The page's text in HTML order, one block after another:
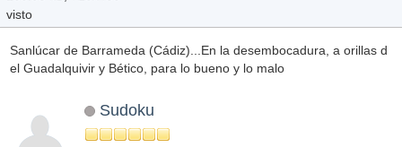
visto
Sanlúcar de Barrameda (Cádiz)...En la desembocadura, a orillas d
el Guadalquivir y Bético, para lo bueno y lo malo
Sudoku